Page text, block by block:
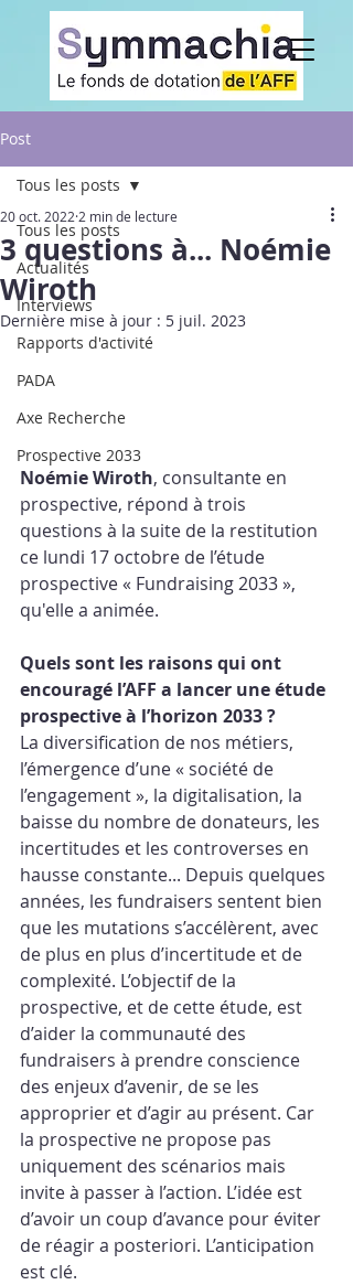
Post
Tous les posts
Actualités
Interviews
Rapports d'activité
PADA
Axe Recherche
Prospective 2033
Tous les posts
3 questions à... Noémie
Wiroth
20 oct. 2022 2 min de lecture
Dernière mise à jour : 5 juil. 2023
Noémie Wiroth, consultante en
prospective, répond à trois
questions à la suite de la restitution
ce lundi 17 octobre de l’étude
prospective « Fundraising 2033 »,
qu'elle a animée.
Quels sont les raisons qui ont
encouragé l’AFF a lancer une étude
prospective à l’horizon 2033 ?
La diversification de nos métiers,
l’émergence d’une « société de
l’engagement », la digitalisation, la
baisse du nombre de donateurs, les
incertitudes et les controverses en
hausse constante... Depuis quelques
années, les fundraisers sentent bien
que les mutations s’accélèrent, avec
de plus en plus d’incertitude et de
complexité. L’objectif de la
prospective, et de cette étude, est
d’aider la communauté des
fundraisers à prendre conscience
des enjeux d’avenir, de se les
approprier et d’agir au présent. Car
la prospective ne propose pas
uniquement des scénarios mais
invite à passer à l’action. L’idée est
d’avoir un coup d’avance pour éviter
de réagir a posteriori. L’anticipation
est clé.